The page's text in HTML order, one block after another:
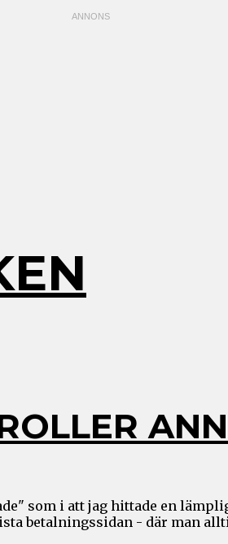
som i att jag hittade en
betalningssidan - där man